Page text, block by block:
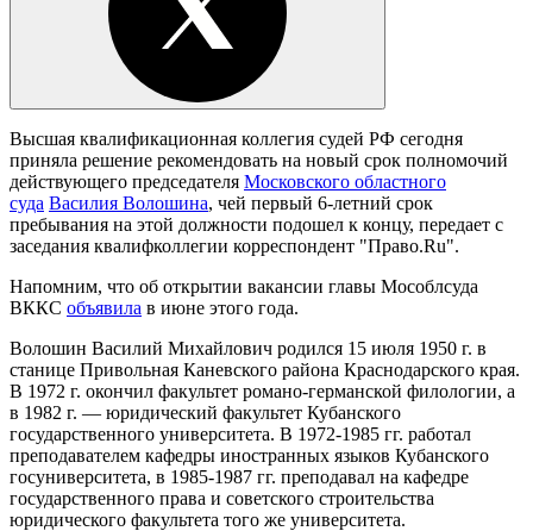
Высшая квалификационная коллегия судей РФ сегодня
приняла решение рекомендовать на новый срок полномочий
действующего председателя Московского областного
суда Василия Волошина, чей первый 6-летний срок
пребывания на этой должности подошел к концу, передает с
заседания квалифколлегии корреспондент "Право.Ru".
Напомним, что об открытии вакансии главы Мособлсуда
ВККС объявила в июне этого года.
Волошин Василий Михайлович родился 15 июля 1950 г. в
станице Привольная Каневского района Краснодарского края.
В 1972 г. окончил факультет романо-германской филологии, а
в 1982 г. — юридический факультет Кубанского
государственного университета. В 1972-1985 гг. работал
преподавателем кафедры иностранных языков Кубанского
госуниверситета, в 1985-1987 гг. преподавал на кафедре
государственного права и советского строительства
юридического факультета того же университета.